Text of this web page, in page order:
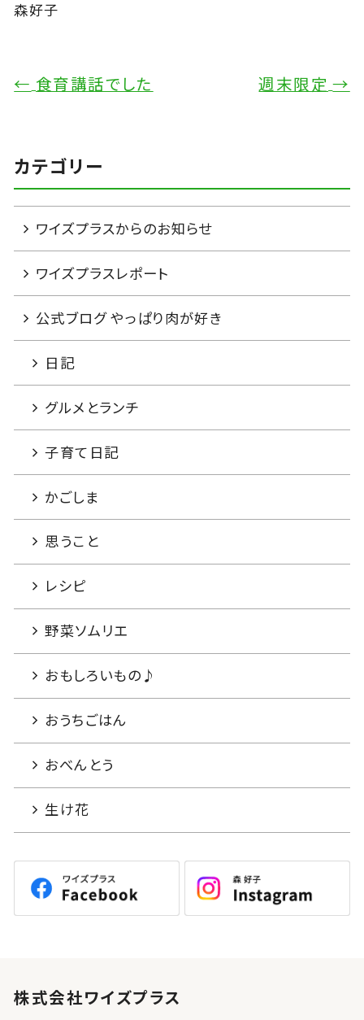
森好子
← 食育講話でした 週末限定 →
カテゴリー
ワイズプラスからのお知らせ
ワイズプラスレポート
公式ブログ やっぱり肉が好き
日記
グルメとランチ
子育て日記
かごしま
思うこと
レシピ
野菜ソムリエ
おもしろいもの♪
おうちごはん
おべんとう
生け花
株式会社ワイズプラス